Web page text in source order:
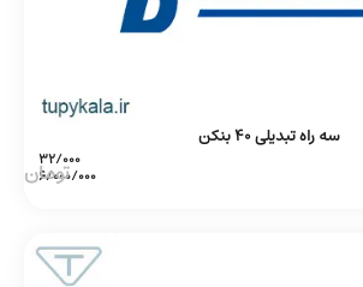
سه راه تبدیلی 40 بنکن